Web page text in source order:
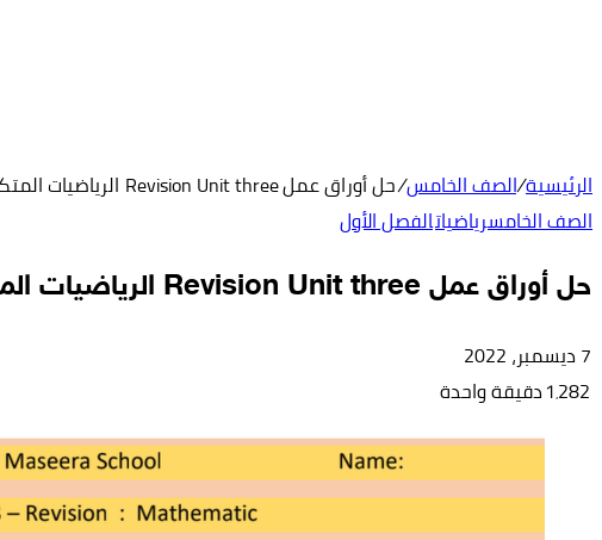
الرئيسية/الصف الخامس/حل أوراق عمل Revision Unit three الرياضيات المتكاملة الصف الخامس Reveal
الصف الخامسرياضياتالفصل الأول
حل أوراق عمل Revision Unit three الرياضيات المتكاملة الصف الخامس Reveal
7 ديسمبر، 2022
1٬282دقيقة واحدة